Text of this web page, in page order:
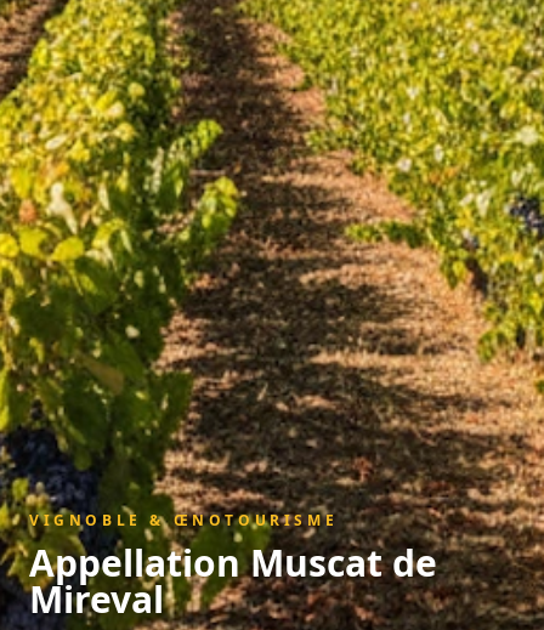
VIGNOBLE & ŒNOTOURISME
AppellationMuscat de
Mireval